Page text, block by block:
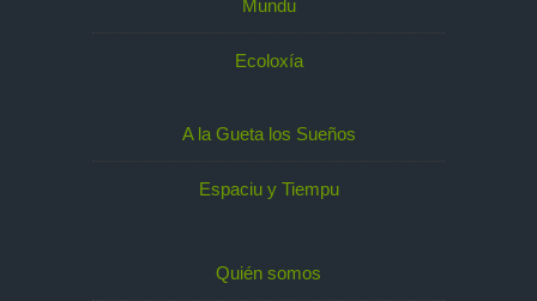
Mundu
Ecoloxía
A la Gueta los Sueños
Espaciu y Tiempu
Quién somos